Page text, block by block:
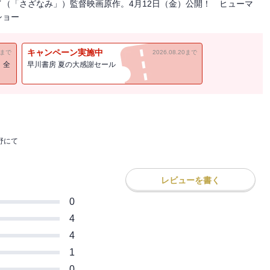
「さざなみ」）監督映画原作。4月12日（金）公開！ ヒューマ
ョー
で
全
キャンペーン実施中 2026.08.20まで
早川書房 夏の大感謝セール
にて
レビューを書く
0
4
4
1